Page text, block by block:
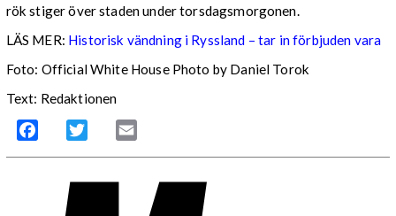
rök stiger över staden under torsdagsmorgonen.
LÄS MER: Historisk vändning i Ryssland – tar in förbjuden vara
Foto: Official White House Photo by Daniel Torok
Text: Redaktionen
Facebook Twitter